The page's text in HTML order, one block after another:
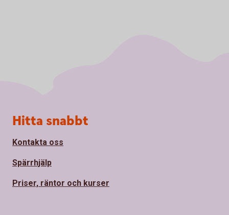
Sidfot
Hitta snabbt
Kontakta oss
Spärrhjälp
Priser, räntor och kurser